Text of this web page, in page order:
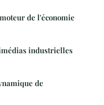
de l'économie
industrielles
de